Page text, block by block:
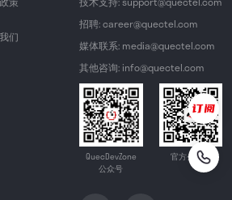
们
招聘: career@quectel.com
媒体联系: media@quectel.com
其他咨询: info@quectel.com
QuecDevZone
公众号
官方公众号